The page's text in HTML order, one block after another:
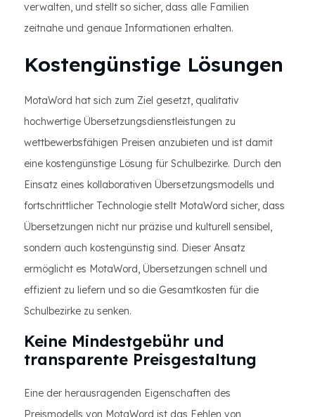
verwalten, und stellt so sicher, dass alle Familien
zeitnahe und genaue Informationen erhalten.
Kostengünstige Lösungen
MotaWord hat sich zum Ziel gesetzt, qualitativ
hochwertige Übersetzungsdienstleistungen zu
wettbewerbsfähigen Preisen anzubieten und ist damit
eine kostengünstige Lösung für Schulbezirke. Durch den
Einsatz eines kollaborativen Übersetzungsmodells und
fortschrittlicher Technologie stellt MotaWord sicher, dass
Übersetzungen nicht nur präzise und kulturell sensibel,
sondern auch kostengünstig sind. Dieser Ansatz
ermöglicht es MotaWord, Übersetzungen schnell und
effizient zu liefern und so die Gesamtkosten für die
Schulbezirke zu senken.
Keine Mindestgebühr und
transparente Preisgestaltung
Eine der herausragenden Eigenschaften des
Preismodells von MotaWord ist das Fehlen von